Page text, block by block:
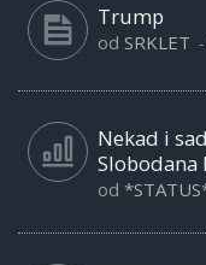
Trump
od SRKLET -
Nekad i
Slobodana
od